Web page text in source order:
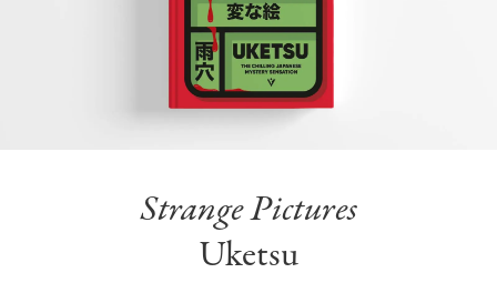
Strange Pictures
Uketsu